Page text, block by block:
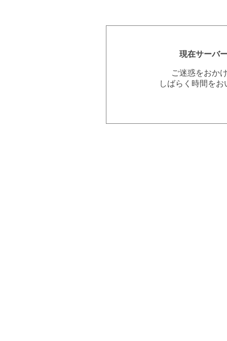
現在サーバ
ご迷惑をおか
しばらく時間を